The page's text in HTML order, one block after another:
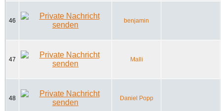
46 benjamin
47 Malli
48 Daniel Popp